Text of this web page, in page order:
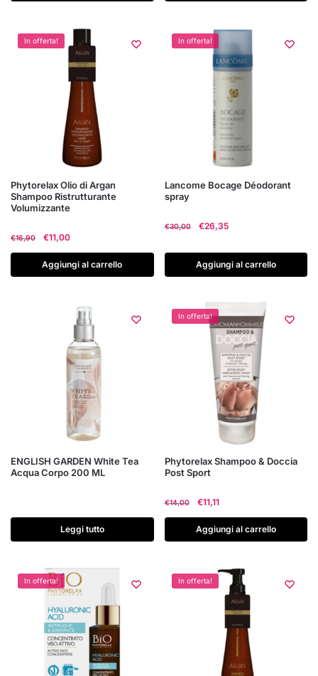
€21,00.
€15,61.
In offerta!
Phytorelax Olio di Argan
Shampoo Ristrutturante
Volumizzante
€16,90
Il
prezzo
originale
era:
€11,00
prezzo
attuale
è:
Aggiungi al carrello
In offerta!
Lancome Bocage Déodorant
spray
€30,00
Il
originale
era:
€30,00.
€26,35
attuale
è:
€26,35.
Aggiungi al carrello
ENGLISH GARDEN White Tea
Acqua Corpo 200 ML
Leggi tutto
In offerta!
Phytorelax Shampoo & Doccia
Post Sport
€14,00
Il
originale
era:
€11,11
attuale
è:
Aggiungi al carrello
In offerta! In offerta!